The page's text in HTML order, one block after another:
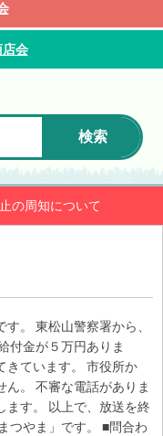
会
検索
の周知について
。 東松山警察署から、
付金が５万円ありま
きています。 市役所か
ん。 不審な電話がありま
ます。 以上で、放送を終
つやま」です。 ■問合わ